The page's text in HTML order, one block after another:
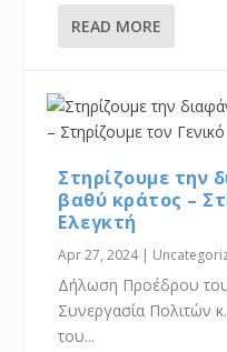
READ MORE
Στηρίζουμε την
βαθύ κράτος –
Ελεγκτή
Apr 27, 2024|
Δήλωση Προέδρου
Συνεργασία Πολιτών
του...